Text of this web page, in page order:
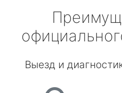
Выезд и